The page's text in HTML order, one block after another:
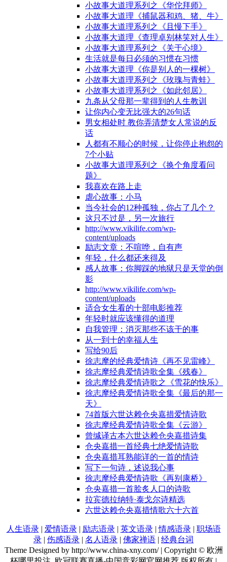
小故事大道理系列之《华佗拜师》
小故事大道理《捕鼠器和鸡、猪、牛》
小故事大道理系列之《且慢下手》
小故事大道理《查理卓别林笑对人生》
小故事大道理系列之《关于心境》
生活就是每日必须的习惯在习惯
小故事大道理《你是别人的一棵树》
小故事大道理系列之《玫瑰与青蛙》
小故事大道理系列之《如此邻居》
九条从父母那一辈得到的人生教训
让你内心变无比强大的26句话
男女相处时 教你弄清楚女人常说的反
话
人都有不顺心的时候，让你停止抱怨的
7个小贴
小故事大道理系列之《换个角度看问
题》
我喜欢在路上走
虐心故事：小马
当今社会的12种孤独，你占了几个？
这只不过是，另一次旅行
http://www.vikilife.com/wp-
content/uploads
励志文章：不喧哗，自有声
年轻，什么都还来得及
感人故事：你脚踩的地狱只是天堂的倒
影
http://www.vikilife.com/wp-
content/uploads
适合女生看的十部电影推荐
年轻时就应该懂得的道理
自我管理：消灭那些不该干的事
从一到十的幸福人生
写给90后
徐志摩的经典爱情诗《再不见雷峰》
徐志摩经典爱情诗歌全集《残春》
徐志摩经典爱情诗歌之《雪花的快乐》
徐志摩经典爱情诗歌全集《最后的那一
天》
74首版六世达赖仓央嘉措爱情诗歌
徐志摩经典爱情诗歌全集《云游》
曾缄译古本六世达赖仓央嘉措诗集
仓央嘉措一首经典七绝爱情诗歌
仓央嘉措耳熟能详的一首的情诗
写下一句诗，述说我心事
徐志摩经典爱情诗歌《再别康桥》
仓央嘉措一首脍炙人口的诗歌
拉宾德拉纳特·泰戈尔诗精选
六世达赖仓央嘉措情歌六十六首
人生语录| 爱情语录| 励志语录| 英文语录|情感语录| 职场语
录 | 伤感语录 | 名人语录 | 佛家禅语 | 经典台词
Theme Designed by http://www.china-xny.com/ | Copyright © 欧洲